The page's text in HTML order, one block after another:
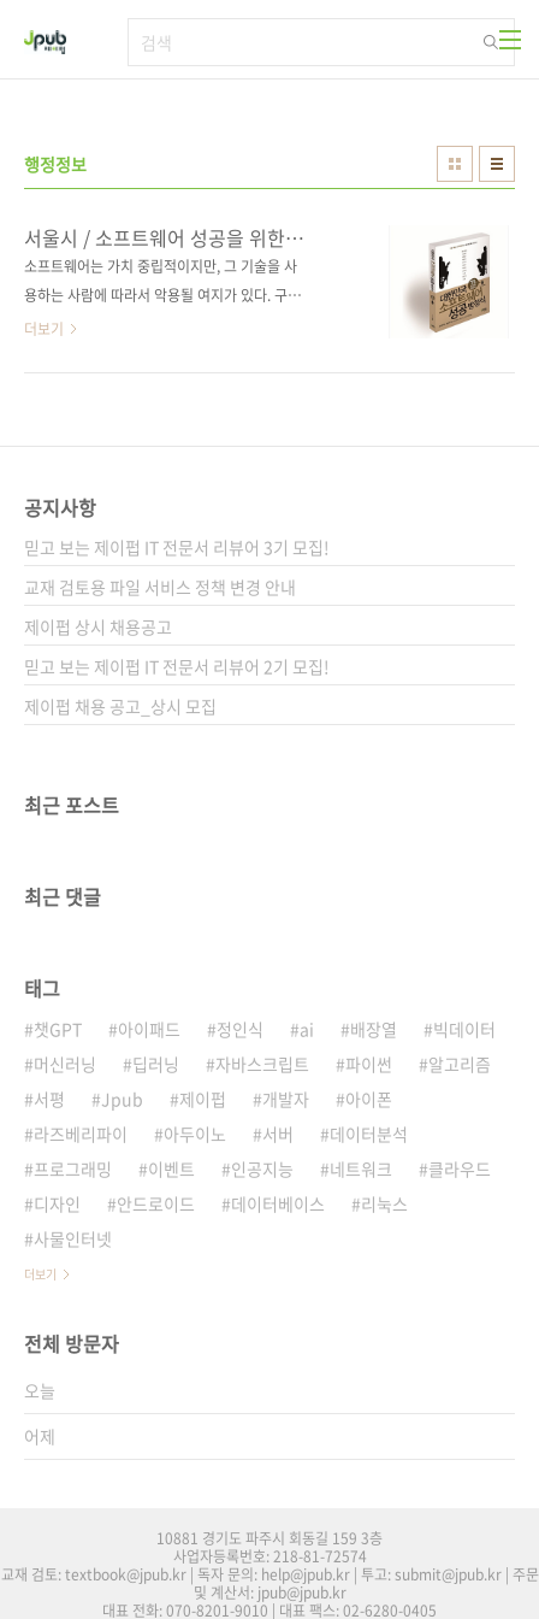
행정정보
서울시 / 소프트웨어 성공을 위한
필요조건 《대한민국 소프트웨어 성공
방정식》
소프트웨어는 가치 중립적이지만, 그 기술을 사
용하는 사람에 따라서 악용될 여지가 있다. 구글
글래스나 3D 프린터 등 모두 마찬가지다. 시애틀
이자 파파라치의 타깃이 될 것”이라고 경고했다.
《대한민국 소프트웨어 성공 방정식》 중에서
정부와 지자체 등 공공 기관은 소프트웨어를 어
떻게 생각하고 있을까요? 서울시는 IT 기술의 중
요성을 일찌감치 인식하고 행정정보 개방을 2년
간 준비하여 문고를 트는 등 소프트웨어 생태계
를 향해서 해야 할 ..
더보기
공지사항
믿고 보는 제이펍 IT 전문서 리뷰어 3기 모집!
교재 검토용 파일 서비스 정책 변경 안내
제이펍 상시 채용공고
믿고 보는 제이펍 IT 전문서 리뷰어 2기 모집!
제이펍 채용 공고_상시 모집
최근 포스트
최근 댓글
태그
챗GPT 아이패드 정인식 ai 배장열
빅데이터
머신러닝
딥러닝 자바스크립트 파이썬
알고리즘
서평
Jpub 제이펍 개발자
아이폰
라즈베리파이
아두이노 서버
데이터분석
프로그래밍
이벤트 인공지능 네트워크
클라우드
디자인
안드로이드 데이터베이스
리눅스
사물인터넷
더보기
전체 방문자
오늘
어제
10881 경기도 파주시 회동길 159 3층
사업자등록번호: 218-81-72574
교재 검토: textbook@jpub.kr | 독자 문의: help@jpub.kr | 투고: submit@jpub.kr | 주문
및 계산서: jpub@jpub.kr
대표 전화: 070-8201-9010 | 대표 팩스: 02-6280-0405